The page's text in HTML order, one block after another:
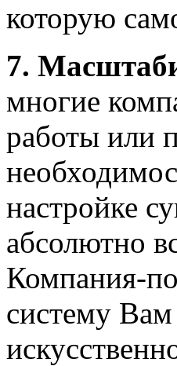
которую
7.
многие
работы или
настройке
абсолютно
Компания-
систему